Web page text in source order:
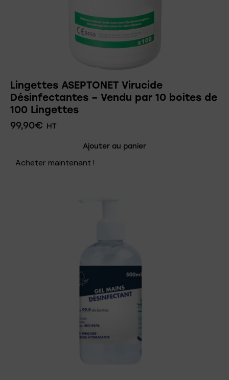
Lingettes ASEPTONET Virucide
Désinfectantes – Vendu par 10 boites de
100 Lingettes
99,90€ HT
Ajouter au panier
Acheter maintenant !